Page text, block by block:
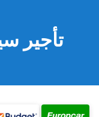
تأجير